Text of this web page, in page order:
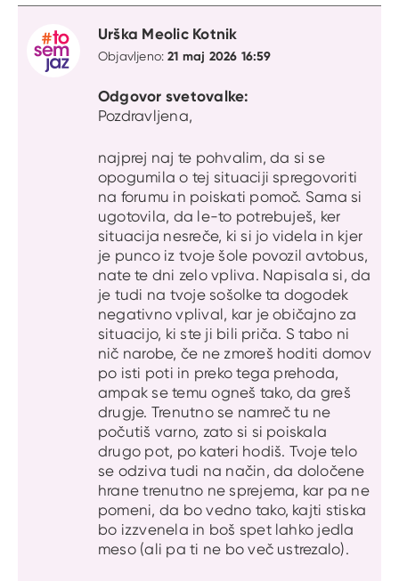
Urška Meolic Kotnik
Objavljeno:21 maj 2026 16:59
Odgovor svetovalke:
Pozdravljena,
najprej naj te pohvalim, da si se
opogumila o tej situaciji spregovoriti
na forumu in poiskati pomoč. Sama si
ugotovila, da le-to potrebuješ, ker
situacija nesreče, ki si jo videla in kjer
je punco iz tvoje šole povozil avtobus,
nate te dni zelo vpliva. Napisala si, da
je tudi na tvoje sošolke ta dogodek
negativno vplival, kar je običajno za
situacijo, ki ste ji bili priča. S tabo ni
nič narobe, če ne zmoreš hoditi domov
po isti poti in preko tega prehoda,
ampak se temu ogneš tako, da greš
drugje. Trenutno se namreč tu ne
počutiš varno, zato si si poiskala
drugo pot, po kateri hodiš. Tvoje telo
se odziva tudi na način, da določene
hrane trenutno ne sprejema, kar pa ne
pomeni, da bo vedno tako, kajti stiska
bo izzvenela in boš spet lahko jedla
meso (ali pa ti ne bo več ustrezalo).